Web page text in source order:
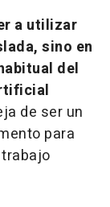
a utilizar
sino en
del
de ser un
para